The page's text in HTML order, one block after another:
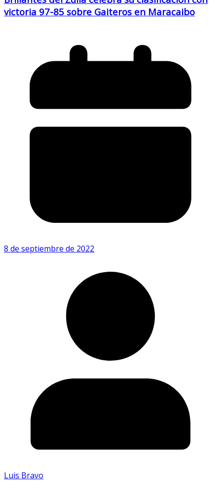
victoria 97-85 sobre Gaiteros en Maracaibo
8 de septiembre de 2022
Luis Bravo